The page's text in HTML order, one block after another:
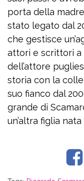
porta della
stato legato dal
che gestisce
attori e scrittori a
dell’attore
storia con la
suo fianco dal
grande di
un’altra figlia